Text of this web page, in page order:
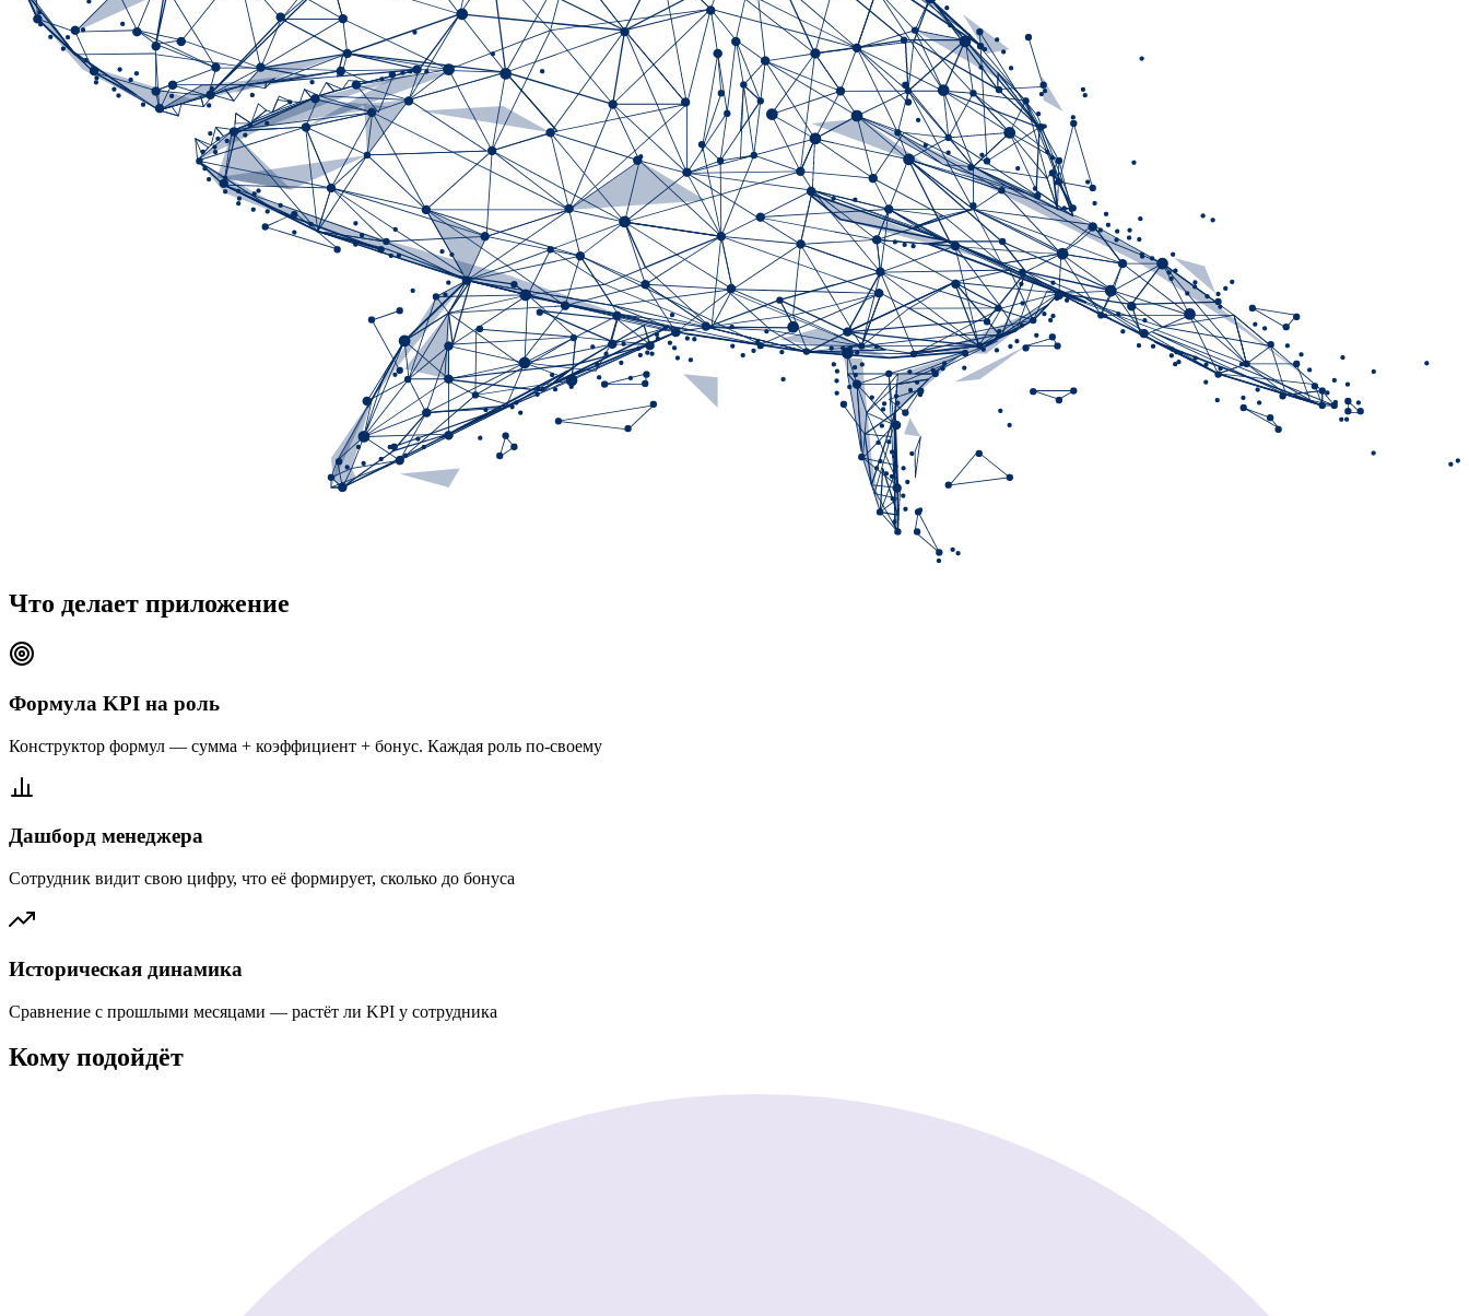
Что делает приложение
Формула KPI на роль
Конструктор формул — сумма + коэффициент + бонус. Каждая роль по-своему
Дашборд менеджера
Сотрудник видит свою цифру, что её формирует, сколько до бонуса
Историческая динамика
Сравнение с прошлыми месяцами — растёт ли KPI у сотрудника
Кому подойдёт